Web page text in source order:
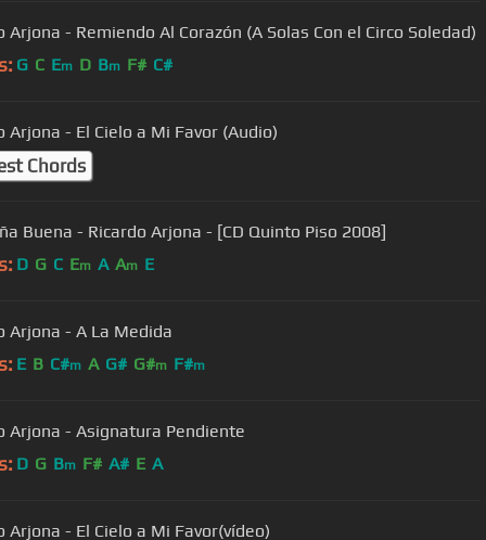
Arjona - Remiendo Al Corazón (A Solas Con el Circo Soledad)
G C Em D Bm F# C#
Arjona - El Cielo a Mi Favor (Audio)
Chords
Buena - Ricardo Arjona - [CD Quinto Piso 2008]
D G C Em A Am E
Arjona - A La Medida
E B C#m A G# G#m F#m
Arjona - Asignatura Pendiente
D G Bm F# A# E A
Arjona - El Cielo a Mi Favor(vídeo)